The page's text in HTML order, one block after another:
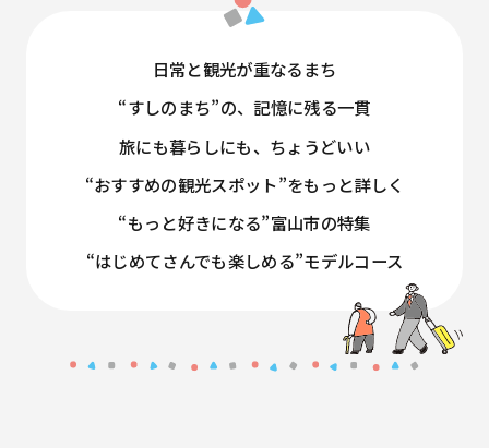
日常と観光が重なるまち
“すしのまち”の、記憶に残る一貫
旅にも暮らしにも、ちょうどいい
“おすすめの観光スポット”をもっと詳しく
“もっと好きになる”富山市の特集
“はじめてさんでも楽しめる”モデルコース